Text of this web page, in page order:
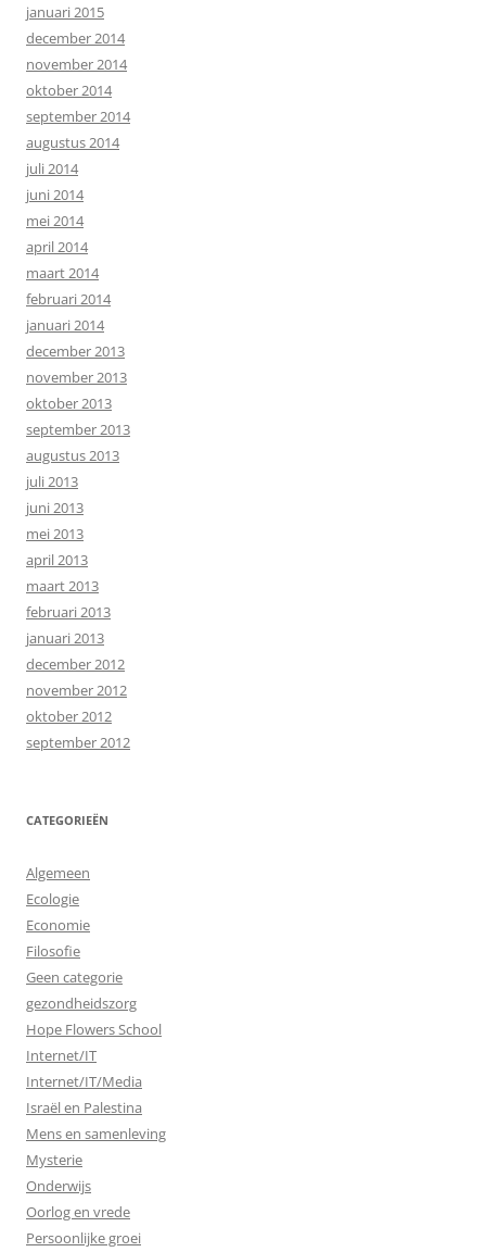
januari 2015
december 2014
november 2014
oktober 2014
september 2014
augustus 2014
juli 2014
juni 2014
mei 2014
april 2014
maart 2014
februari 2014
januari 2014
december 2013
november 2013
oktober 2013
september 2013
augustus 2013
juli 2013
juni 2013
mei 2013
april 2013
maart 2013
februari 2013
januari 2013
december 2012
november 2012
oktober 2012
september 2012
CATEGORIEËN
Algemeen
Ecologie
Economie
Filosofie
Geen categorie
gezondheidszorg
Hope Flowers School
Internet/IT
Internet/IT/Media
Israël en Palestina
Mens en samenleving
Mysterie
Onderwijs
Oorlog en vrede
Persoonlijke groei